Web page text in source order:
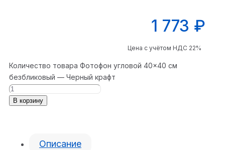
1 773 ₽
Цена с учётом НДС 22%
Количество товара Фотофон угловой 40×40 см
безбликовый — Черный крафт
В корзину
Описание